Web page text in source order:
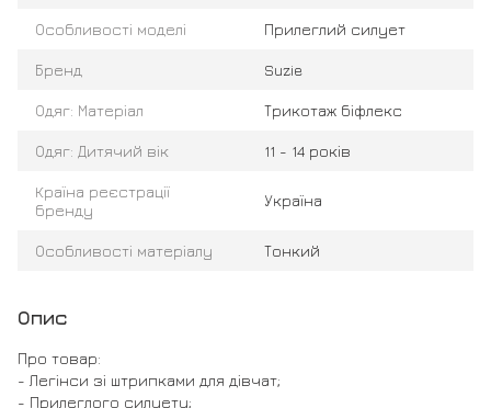
Особливості моделі Прилеглий силует
Бренд Suzie
Одяг: Матеріал Трикотаж біфлекс
Одяг: Дитячий вік 11 - 14 років
Країна реєстрації
бренду
Україна
Особливості матеріалу Тонкий
Опис
Про товар:
- Легінси зі штрипками для дівчат;
- Прилеглого силуету;